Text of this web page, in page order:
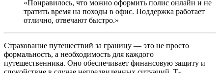
«Понравилось, что можно оформить полис онлайн и не
тратить время на походы в офис. Поддержка работает
отлично, отвечают быстро.»
Страхование путешествий за границу — это не просто
формальность, а необходимость для каждого
путешественника. Оно обеспечивает финансовую защиту и